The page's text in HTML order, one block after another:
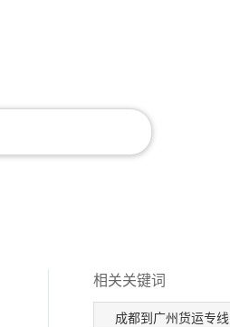
相关关键词
成都到广州货运专线